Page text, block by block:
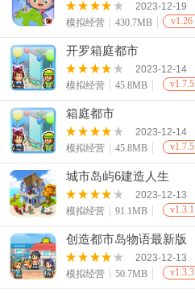
2023-12-19
模拟经营
430.7MB v1.26
开罗箱庭都市
2023-12-14
模拟经营
45.8MB v1.7.5
箱庭都市
2023-12-14
模拟经营
45.8MB v1.7.5
城市岛屿6建造人生
2023-12-13
模拟经营
91.1MB v1.3.1
创造都市岛物语最新版
2023-12-13
模拟经营
50.7MB v1.3.3